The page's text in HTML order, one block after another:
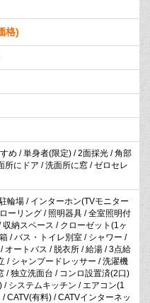
格)
め / 単身者(限定) / 2面採光 / 角部
所にドア / 洗面所に窓 / ゼロセレ
輪場 / インターホン(TVモニター
ーリング / 照明器具 / 全室照明付
納スペース / クローゼット(1ヶ
/ バス・トイレ別室 / シャワー /
オートバス / 脱衣所 / 給湯 / 3点給
/ シャンプードレッサー / 洗濯機
/ 独立洗面台 / コンロ設置済(2口)
システムキッチン / エアコン(1
CATV(有料) / CATVインターネッ